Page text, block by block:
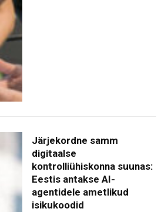
Järjekordne samm
digitaalse
kontrolliühiskonna suunas:
Eestis antakse AI-
agentidele ametlikud
isikukoodid